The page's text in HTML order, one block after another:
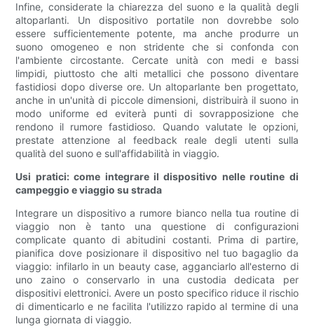
Infine, considerate la chiarezza del suono e la qualità degli
altoparlanti. Un dispositivo portatile non dovrebbe solo
essere sufficientemente potente, ma anche produrre un
suono omogeneo e non stridente che si confonda con
l'ambiente circostante. Cercate unità con medi e bassi
limpidi, piuttosto che alti metallici che possono diventare
fastidiosi dopo diverse ore. Un altoparlante ben progettato,
anche in un'unità di piccole dimensioni, distribuirà il suono in
modo uniforme ed eviterà punti di sovrapposizione che
rendono il rumore fastidioso. Quando valutate le opzioni,
prestate attenzione al feedback reale degli utenti sulla
qualità del suono e sull'affidabilità in viaggio.
Usi pratici: come integrare il dispositivo nelle routine di
campeggio e viaggio su strada
Integrare un dispositivo a rumore bianco nella tua routine di
viaggio non è tanto una questione di configurazioni
complicate quanto di abitudini costanti. Prima di partire,
pianifica dove posizionare il dispositivo nel tuo bagaglio da
viaggio: infilarlo in un beauty case, agganciarlo all'esterno di
uno zaino o conservarlo in una custodia dedicata per
dispositivi elettronici. Avere un posto specifico riduce il rischio
di dimenticarlo e ne facilita l'utilizzo rapido al termine di una
lunga giornata di viaggio.